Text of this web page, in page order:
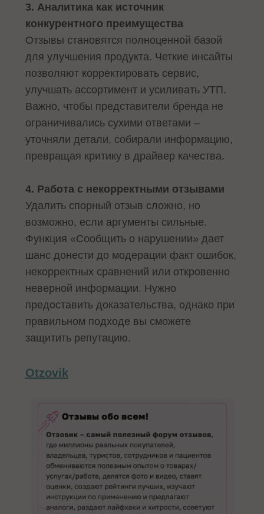
3. Аналитика как источник
конкурентного преимущества
Отзывы становятся полноценной базой
для улучшения продукта. Четкие инсайты
позволяют корректировать сервис,
улучшать ассортимент и усиливать УТП.
Важно, чтобы представители бренда не
ограничивались сухими ответами –
уточняли детали, собирали информацию,
превращая критику в драйвер качества.
4. Работа с некорректными отзывами
Удалить спорный отзыв сложно, но
возможно, если аргументы сильные.
Функция «Сообщить о нарушении» дает
шанс донести до модерации факт ошибок,
некорректных сравнений или откровенно
неверной информации. Нужно
предоставить доказательства, однако при
правильном подходе вы сможете
защитить репутацию.
Otzovik